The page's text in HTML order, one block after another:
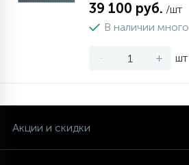
39 100 руб. /шт
В наличии много
- + шт
Акции и скидки